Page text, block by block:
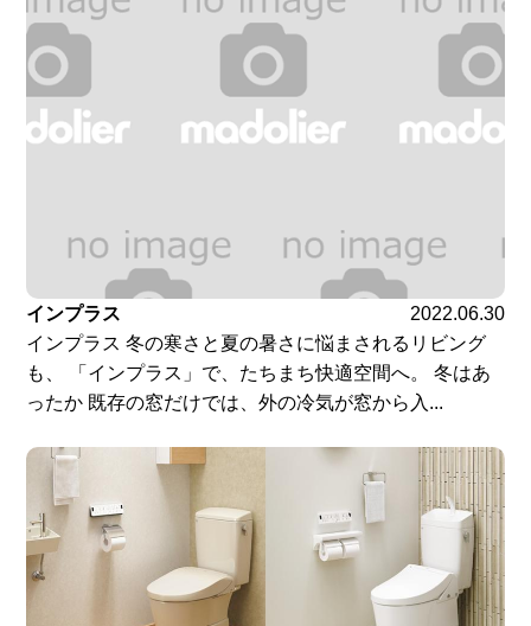
インプラス
2022.06.30
インプラス 冬の寒さと夏の暑さに悩まされるリビング
も、 「インプラス」で、たちまち快適空間へ。 冬はあ
ったか 既存の窓だけでは、外の冷気が窓から入...